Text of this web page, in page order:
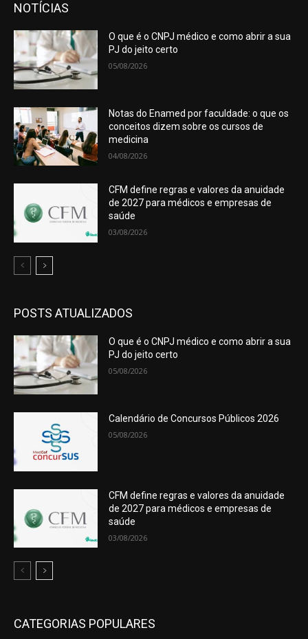
NOTÍCIAS
O que é o CNPJ médico e como abrir a sua
PJ do jeito certo
05/08/2026
Notas do Enamed por faculdade: o que os
conceitos dizem sobre os cursos de
medicina
04/08/2026
CFM define regras e valores da anuidade
de 2027 para médicos e empresas de
saúde
03/08/2026
POSTS ATUALIZADOS
O que é o CNPJ médico e como abrir a sua
PJ do jeito certo
05/08/2026
Calendário de Concursos Públicos 2026
05/08/2026
CFM define regras e valores da anuidade
de 2027 para médicos e empresas de
saúde
03/08/2026
CATEGORIAS POPULARES